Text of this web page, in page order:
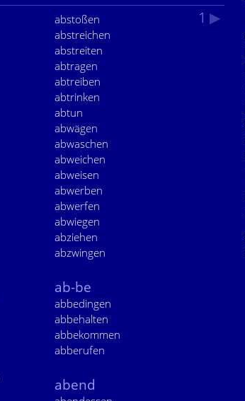
1 ▶
abstoßen
abstreichen
abstreiten
abtragen
abtreiben
abtrinken
abtun
abwägen
abwaschen
abweichen
abweisen
abwerben
abwerfen
abwiegen
abziehen
abzwingen
ab-be
abbedingen
abbehalten
abbekommen
abberufen
abend